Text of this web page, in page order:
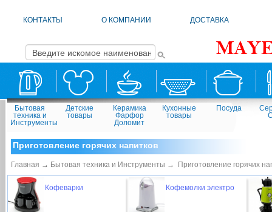
КОНТАКТЫ О КОМПАНИИ ДОСТАВКА
Бытовая
техника и
Инструменты
Детские
товары
Керамика
Фарфор
Доломит
Кухонные
товары
Посуда
Приготовление горячих напитков
Главная → Бытовая техника и Инструменты → Приготовление горячих
Кофеварки Кофемолки электро